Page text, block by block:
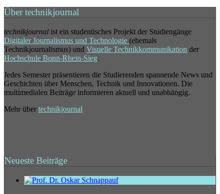
Über technikjournal
technikjournal ist ein studentisches Projekt der Studiengänge
Digitaler Journalismus und Technologie (ehemals
Technikjournalismus) und Visuelle Technikkommunikation der
Hochschule Bonn-Rhein-Sieg.
Jedes Semester präsentieren die Studierenden spannende News und
Geschichten über Menschen, Technik und Innovationen. Die
multimedialen Beiträge informieren aktuell und unabhängig.
Mehr über technikjournal
Neueste Beiträge